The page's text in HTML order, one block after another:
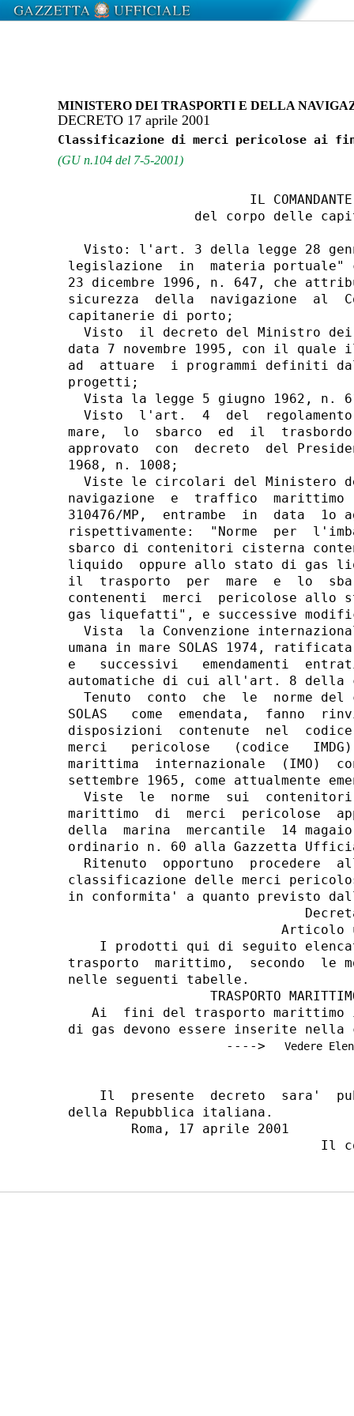
MINISTERO DEI TRASPORTI E DELLA
DECRETO 17 aprile 2001
(GU n.104 del 7-5-2001)
IL
del corpo delle
Visto: l'art. 3 della legge 28
legislazione  in  materia portuale"
23 dicembre 1996, n. 647, che
sicurezza  della  navigazione  al
capitanerie di porto;
Visto  il decreto del Ministro
data 7 novembre 1995, con il quale
ad  attuare  i programmi definiti
progetti;
Vista la legge 5 giugno 1962, n.
Visto  l'art.  4  del
mare,  lo  sbarco  ed  il
approvato  con  decreto  del
1968, n. 1008;
Viste le circolari del Ministero
navigazione  e  traffico
310476/MP,  entrambe  in  data  1o
rispettivamente:  "Norme  per
sbarco di contenitori cisterna
liquido  oppure allo stato di gas
il  trasporto  per  mare  e  lo
contenenti  merci  pericolose allo
gas liquefatti", e successive
Vista  la Convenzione
umana in mare SOLAS 1974,
e   successivi   emendamenti
automatiche di cui all'art. 8 della
Tenuto  conto  che  le  norme del
SOLAS   come  emendata,  fanno
disposizioni  contenute  nel
merci   pericolose   (codice
marittima  internazionale  (IMO)
settembre 1965, come attualmente
Viste  le  norme  sui
marittimo  di  merci  pericolose
della  marina  mercantile  14
ordinario n. 60 alla Gazzetta
Ritenuto  opportuno  procedere
classificazione delle merci
in conformita' a quanto previsto
Articolo
I prodotti qui di seguito
trasporto  marittimo,  secondo  le
nelle seguenti tabelle.
TRASPORTO
Ai  fini del trasporto marittimo
di gas devono essere inserite nella
                    ---->
Vedere
Il  presente  decreto  sara'
della Repubblica italiana.
        Roma, 17 aprile 2001